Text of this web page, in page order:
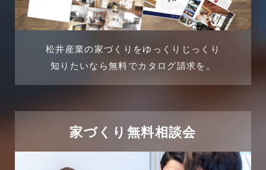
土地活用事例
売買物件
太陽光発電活用事例
2024年4月
2024年2月
2023年12月
松井産業の家づくりをゆっくりじっくり
知りたいなら無料でカタログ請求を。
家づくり無料相談会